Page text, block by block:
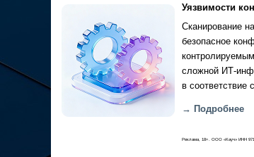
Уязвимости
Сканирование
безопасное
сложной ИТ-
в соответствие
→ Подробнее
Реклама, 18+. ООО «Кауч» ИНН